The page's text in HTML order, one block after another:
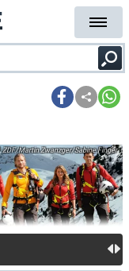
ZDF/Martin Zwanzger/Sabine Finger